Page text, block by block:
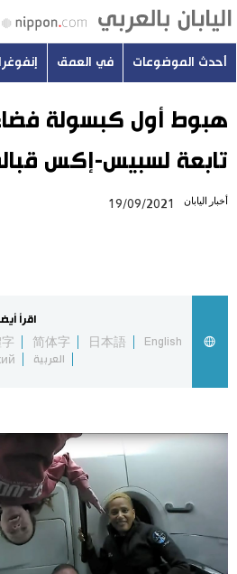
أحدث الموضوعات
اليابان في فيديو
علوم وتكنولوجيا
أحدث الموضوعات في العمق
هبوط أول كبسولة
تابعة لسبيس-إكس
أخبار اليابان 19/09/2021
اقرأ
English
日本語
简体字
العربية